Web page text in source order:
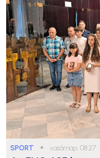
SPORT ● vasárnap, 08:27